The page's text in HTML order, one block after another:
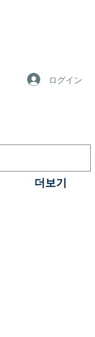
ログイン
더보기